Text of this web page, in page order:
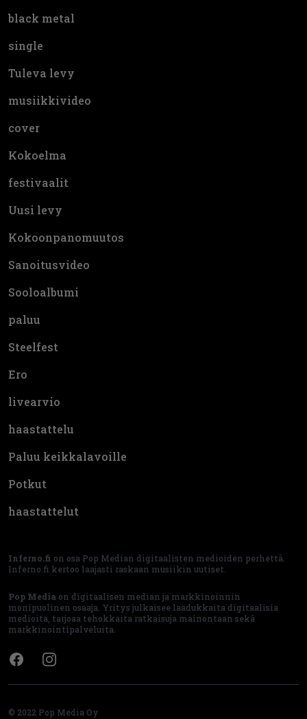
black metal
single
Tuleva levy
musiikkivideo
cover
Kokoelma
festivaalit
Uusi levy
Kokoonpanomuutos
Sanoitusvideo
Sooloalbumi
paluu
Steelfest
Ero
livearvio
haastattelu
Paluu keikkalavoille
Potkut
haastattelut
Inferno.fi on osa Pop Median digitaalisten medioiden perhettä.
Inferno.fi kertoo laajasti raskaan musiikin uutiset.
Pop Media on digitaalisen median ja markkinoinnin
monipuolinen osaaja. Yritys julkaisee laadukkaita digitaalisia
medioita, tarjoaa tehokkaita ratkaisuja mainontaan sekä
markkinointipalveluita.
FacebookInstagram
© 2022 Pop Media Oy